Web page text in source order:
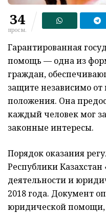
34
просм.
Гарантированная
помощь — одна из
граждан,
защите независимо от
положения. Она
каждый человек мог
законные интересы.
Порядок оказания
Республики Казахстан
деятельности и
2018 года. Документ
юридической помощи,